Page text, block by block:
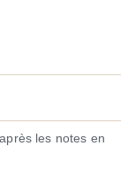
les notes en